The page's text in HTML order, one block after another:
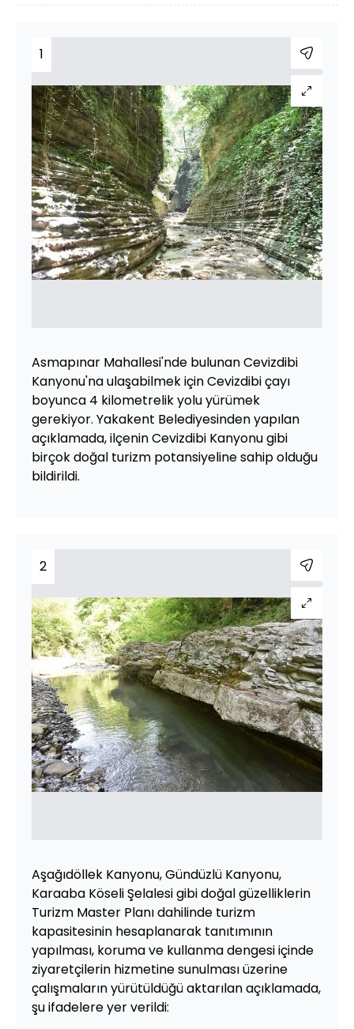
1
Asmapınar Mahallesi'nde bulunan Cevizdibi
Kanyonu'na ulaşabilmek için Cevizdibi çayı
boyunca 4 kilometrelik yolu yürümek
gerekiyor. Yakakent Belediyesinden yapılan
açıklamada, ilçenin Cevizdibi Kanyonu gibi
birçok doğal turizm potansiyeline sahip olduğu
bildirildi.
2
Aşağıdöllek Kanyonu, Gündüzlü Kanyonu,
Karaaba Köseli Şelalesi gibi doğal güzelliklerin
Turizm Master Planı dahilinde turizm
kapasitesinin hesaplanarak tanıtımının
yapılması, koruma ve kullanma dengesi içinde
ziyaretçilerin hizmetine sunulması üzerine
çalışmaların yürütüldüğü aktarılan açıklamada,
şu ifadelere yer verildi: